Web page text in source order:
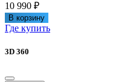
10 990 ₽
В корзину
Где купить
3D 360